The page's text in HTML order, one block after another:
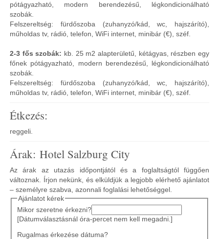
pótágyazható, modern berendezésű, légkondicionálható
szobák.
Felszereltség: fürdőszoba (zuhanyzó/kád, wc, hajszárító),
műholdas tv, rádió, telefon, WiFi internet, minibár (€), széf.
2-3 fős szobák: kb. 25 m2 alapterületű, kétágyas, részben egy
főnek pótágyazható, modern berendezésű, légkondicionálható
szobák.
Felszereltség: fürdőszoba (zuhanyzó/kád, wc, hajszárító),
műholdas tv, rádió, telefon, WiFi internet, minibár (€), széf.
Étkezés:
reggeli.
Árak: Hotel Salzburg City
Az árak az utazás időpontjától és a foglaltságtól függően
változnak. Írjon nekünk, és elküldjük a legjobb elérhető ajánlatot
– személyre szabva, azonnali foglalási lehetőséggel.
Ajánlatot kérek
Mikor szeretne érkezni?
[Dátumválasztásnál óra-percet nem kell megadni.]
Rugalmas érkezése dátuma?